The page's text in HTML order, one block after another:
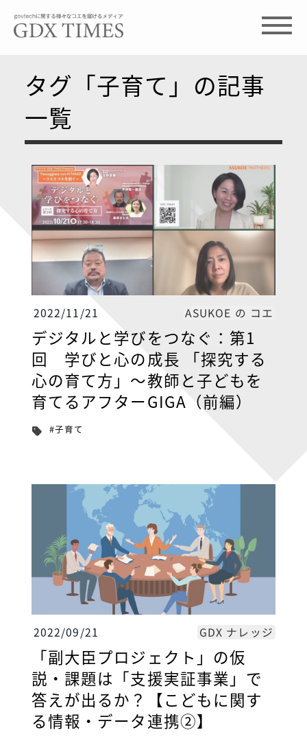
タグ「子育て」の記事
一覧
2022/11/21 ASUKOE の コエ
デジタルと学びをつなぐ：第1
回 学びと心の成長 「探究する
心の育て方」～教師と子どもを
育てるアフターGIGA（前編）
#子育て
2022/09/21 GDX ナレッジ
「副大臣プロジェクト」の仮
説・課題は「支援実証事業」で
答えが出るか？【こどもに関す
る情報・データ連携②】